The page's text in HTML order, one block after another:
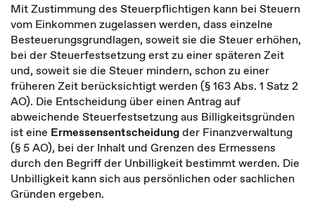
Mit Zustimmung des Steuerpflichtigen kann bei Steuern
vom Einkommen zugelassen werden, dass einzelne
Besteuerungsgrundlagen, soweit sie die Steuer erhöhen,
bei der Steuerfestsetzung erst zu einer späteren Zeit
und, soweit sie die Steuer mindern, schon zu einer
früheren Zeit berücksichtigt werden (§ 163 Abs. 1 Satz 2
AO). Die Entscheidung über einen Antrag auf
abweichende Steuerfestsetzung aus Billigkeitsgründen
ist eine Ermessensentscheidungder Finanzverwaltung
(§ 5 AO), bei der Inhalt und Grenzen des Ermessens
durch den Begriff der Unbilligkeit bestimmt werden. Die
Unbilligkeit kann sich aus persönlichen oder sachlichen
Gründen ergeben.